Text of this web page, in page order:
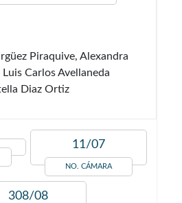
Piraquive, Alexandra
Carlos Avellaneda
Diaz Ortiz
11/07
NO. CÁMARA
308/08